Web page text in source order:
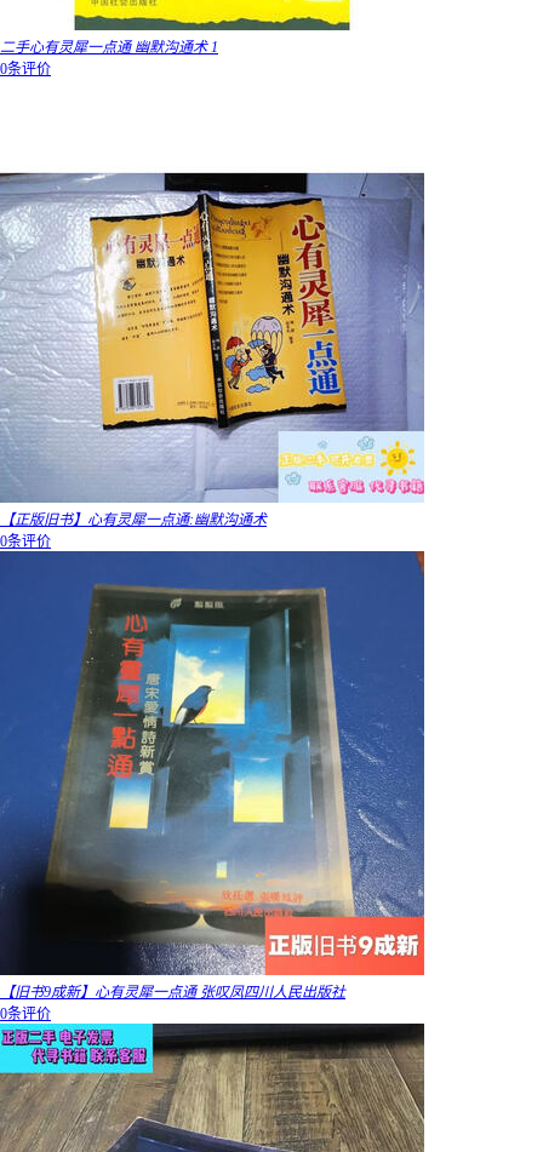
二手心有灵犀一点通 幽默沟通术 1
0条评价
【正版旧书】心有灵犀一点通:幽默沟通术
0条评价
【旧书9成新】心有灵犀一点通 张叹凤四川人民出版社
0条评价